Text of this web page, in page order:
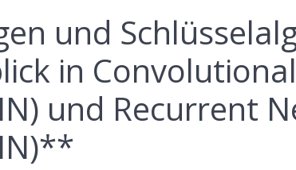
und
in
und Recurrent